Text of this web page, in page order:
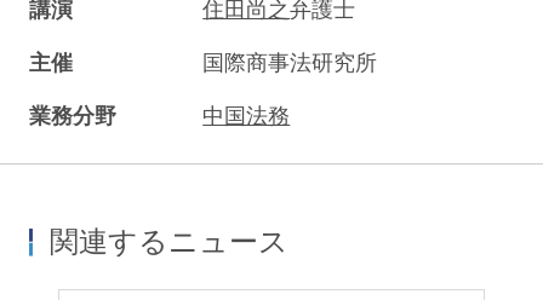
講演 住田尚之弁護士
主催 国際商事法研究所
業務分野 中国法務
関連するニュース